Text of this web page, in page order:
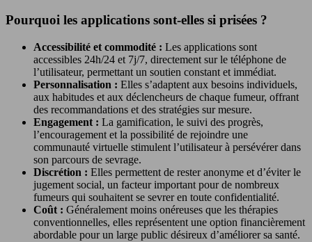
Pourquoi les applications sont-elles si prisées ?
Accessibilité et commodité : Les applications sont
accessibles 24h/24 et 7j/7, directement sur le téléphone de
l’utilisateur, permettant un soutien constant et immédiat.
Personnalisation : Elles s’adaptent aux besoins individuels,
aux habitudes et aux déclencheurs de chaque fumeur, offrant
des recommandations et des stratégies sur mesure.
Engagement : La gamification, le suivi des progrès,
l’encouragement et la possibilité de rejoindre une
communauté virtuelle stimulent l’utilisateur à persévérer dans
son parcours de sevrage.
Discrétion : Elles permettent de rester anonyme et d’éviter le
jugement social, un facteur important pour de nombreux
fumeurs qui souhaitent se sevrer en toute confidentialité.
Coût : Généralement moins onéreuses que les thérapies
conventionnelles, elles représentent une option financièrement
abordable pour un large public désireux d’améliorer sa santé.